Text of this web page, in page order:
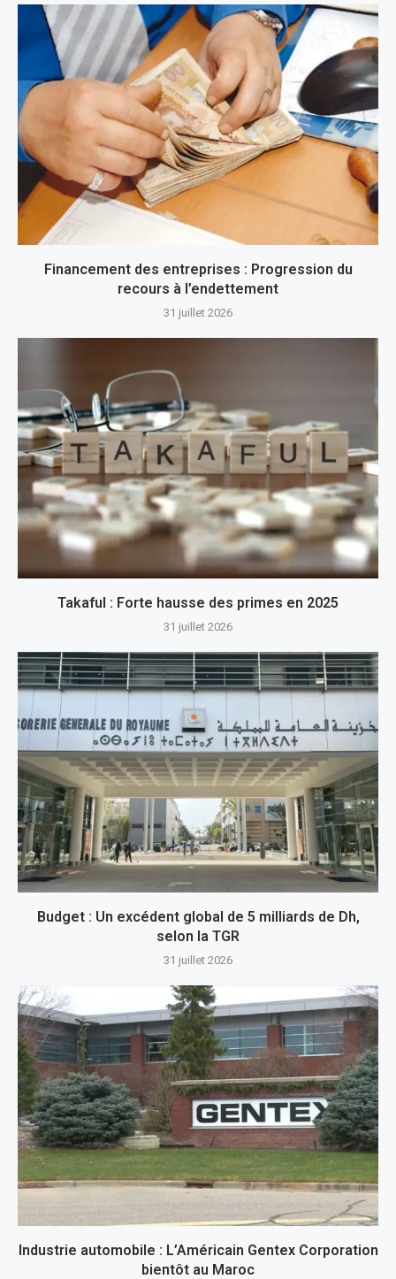
Financement des entreprises : Progression du
recours à l’endettement
31 juillet 2026
Takaful : Forte hausse des primes en 2025
31 juillet 2026
Budget : Un excédent global de 5 milliards de Dh,
selon la TGR
31 juillet 2026
Industrie automobile : L’Américain Gentex Corporation
bientôt au Maroc